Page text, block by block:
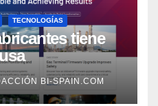
TECNOLOGÍAS
tiene
Rockwell
BI-SPAIN.COM